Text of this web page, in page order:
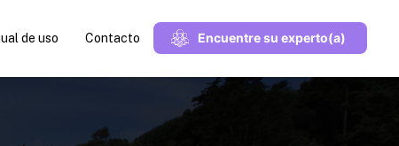
de uso Contacto Encuentre su experto(a)